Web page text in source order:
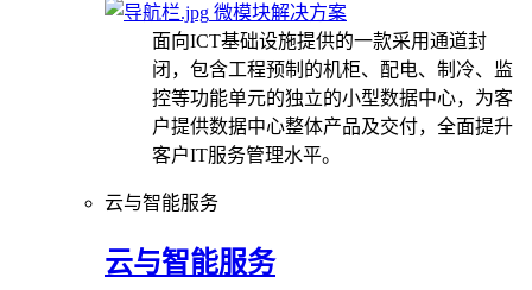
微模块解决方案
面向ICT基础设施提供的一款采用通道封
闭，包含工程预制的机柜、配电、制冷、监
控等功能单元的独立的小型数据中心，为客
户提供数据中心整体产品及交付，全面提升
客户IT服务管理水平。
云与智能服务
云与智能服务